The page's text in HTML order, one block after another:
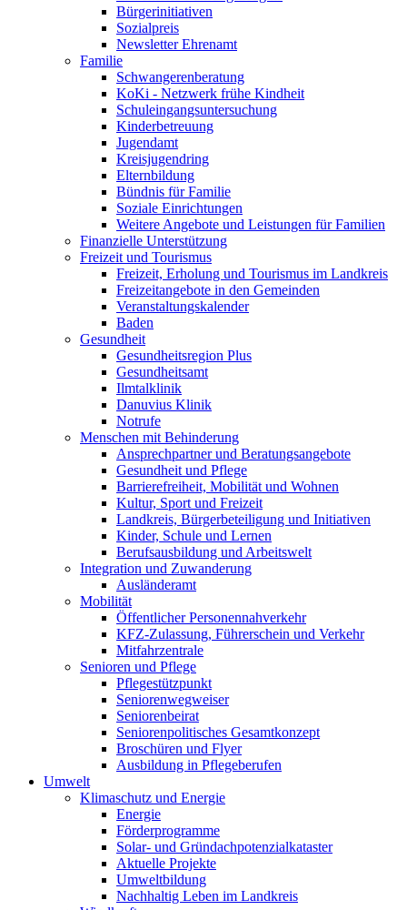
Bürgerinitiativen
Sozialpreis
Newsletter Ehrenamt
Familie
Schwangerenberatung
KoKi - Netzwerk frühe Kindheit
Schuleingangsuntersuchung
Kinderbetreuung
Jugendamt
Kreisjugendring
Elternbildung
Bündnis für Familie
Soziale Einrichtungen
Weitere Angebote und Leistungen für Familien
Finanzielle Unterstützung
Freizeit und Tourismus
Freizeit, Erholung und Tourismus im Landkreis
Freizeitangebote in den Gemeinden
Veranstaltungskalender
Baden
Gesundheit
Gesundheitsregion Plus
Gesundheitsamt
Ilmtalklinik
Danuvius Klinik
Notrufe
Menschen mit Behinderung
Ansprechpartner und Beratungsangebote
Gesundheit und Pflege
Barrierefreiheit, Mobilität und Wohnen
Kultur, Sport und Freizeit
Landkreis, Bürgerbeteiligung und Initiativen
Kinder, Schule und Lernen
Berufsausbildung und Arbeitswelt
Integration und Zuwanderung
Ausländeramt
Mobilität
Öffentlicher Personennahverkehr
KFZ-Zulassung, Führerschein und Verkehr
Mitfahrzentrale
Senioren und Pflege
Pflegestützpunkt
Seniorenwegweiser
Seniorenbeirat
Seniorenpolitisches Gesamtkonzept
Broschüren und Flyer
Ausbildung in Pflegeberufen
Umwelt
Klimaschutz und Energie
Energie
Förderprogramme
Solar- und Gründachpotenzialkataster
Aktuelle Projekte
Umweltbildung
Nachhaltig Leben im Landkreis